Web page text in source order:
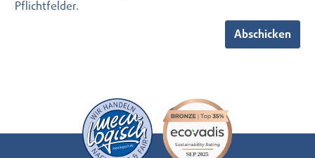
Pflichtfelder.
Abschicken